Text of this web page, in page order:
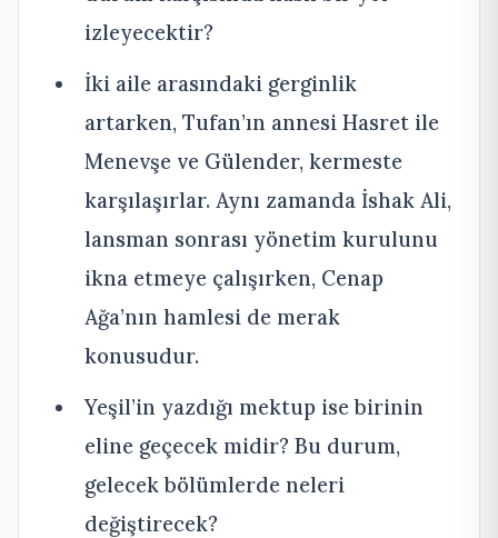
izleyecektir?
İki aile arasındaki gerginlik
artarken, Tufan’ın annesi Hasret ile
Menevşe ve Gülender, kermeste
karşılaşırlar. Aynı zamanda İshak Ali,
lansman sonrası yönetim kurulunu
ikna etmeye çalışırken, Cenap
Ağa’nın hamlesi de merak
konusudur.
Yeşil’in yazdığı mektup ise birinin
eline geçecek midir? Bu durum,
gelecek bölümlerde neleri
değiştirecek?